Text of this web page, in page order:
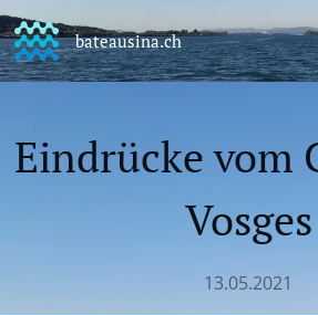
bateausina.ch
Eindrücke vom
Vosges
13.05.2021